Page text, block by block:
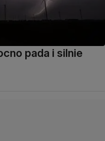
pada i silnie